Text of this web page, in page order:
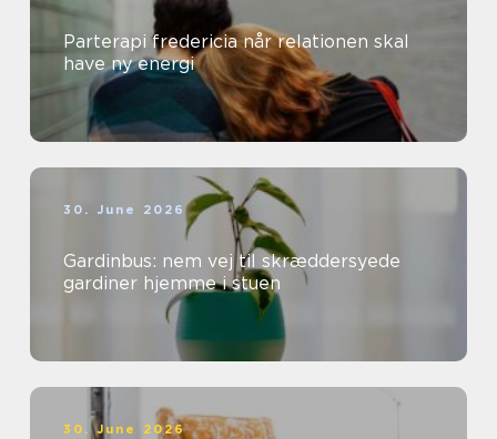
Parterapi fredericia når relationen skal
have ny energi
30. June 2026
Gardinbus: nem vej til skræddersyede
gardiner hjemme i stuen
30. June 2026